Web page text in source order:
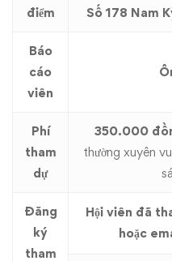
điểm
Số 178 Nam
Báo
cáo
viên
Phí
tham
dự
350.000
thường xuyên
Đăng
ký
tham
Hội viên đã
hoặc